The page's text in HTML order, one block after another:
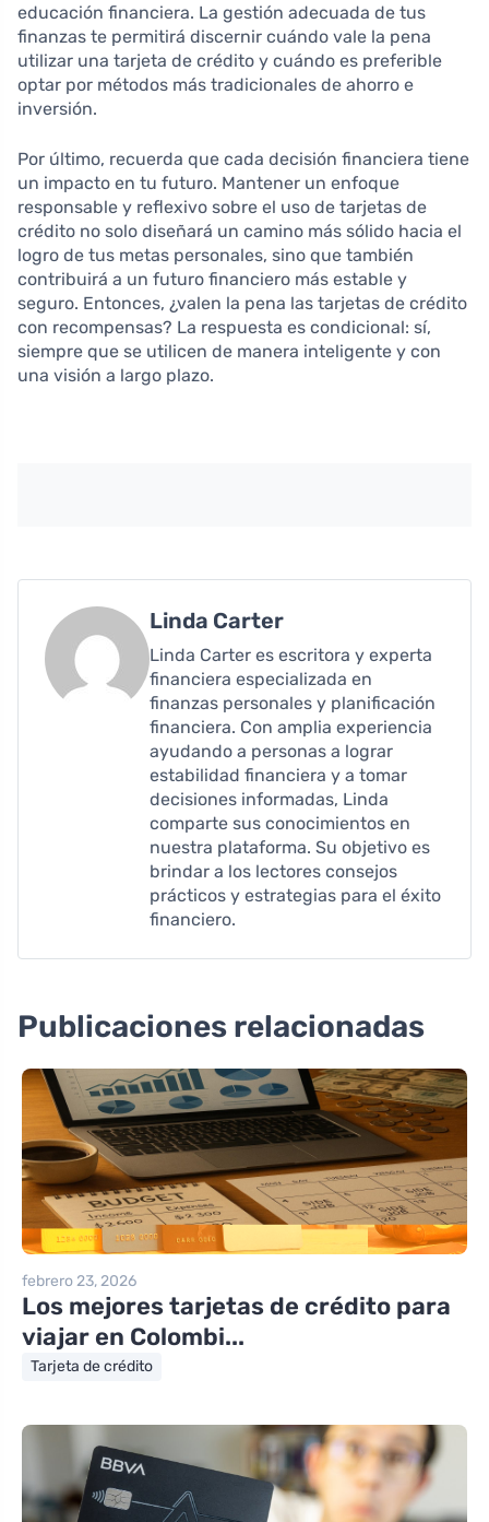
educación financiera. La gestión adecuada de tus
finanzas te permitirá discernir cuándo vale la pena
utilizar una tarjeta de crédito y cuándo es preferible
optar por métodos más tradicionales de ahorro e
inversión.
Por último, recuerda que cada decisión financiera tiene
un impacto en tu futuro. Mantener un enfoque
responsable y reflexivo sobre el uso de tarjetas de
crédito no solo diseñará un camino más sólido hacia el
logro de tus metas personales, sino que también
contribuirá a un futuro financiero más estable y
seguro. Entonces, ¿valen la pena las tarjetas de crédito
con recompensas? La respuesta es condicional: sí,
siempre que se utilicen de manera inteligente y con
una visión a largo plazo.
Linda Carter
Linda Carter es escritora y experta
financiera especializada en
finanzas personales y planificación
financiera. Con amplia experiencia
ayudando a personas a lograr
estabilidad financiera y a tomar
decisiones informadas, Linda
comparte sus conocimientos en
nuestra plataforma. Su objetivo es
brindar a los lectores consejos
prácticos y estrategias para el éxito
financiero.
Publicaciones relacionadas
febrero 23, 2026
Los mejores tarjetas de crédito para
viajar en Colombi...
Tarjeta de crédito